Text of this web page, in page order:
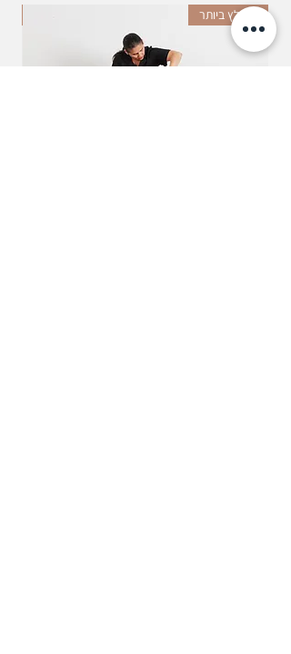
מומלץ ביותר